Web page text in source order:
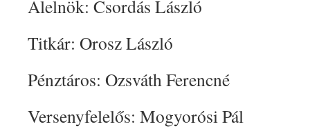
Alelnök: Csordás László
Titkár: Orosz László
Pénztáros: Ozsváth Ferencné
Versenyfelelős: Mogyorósi Pál